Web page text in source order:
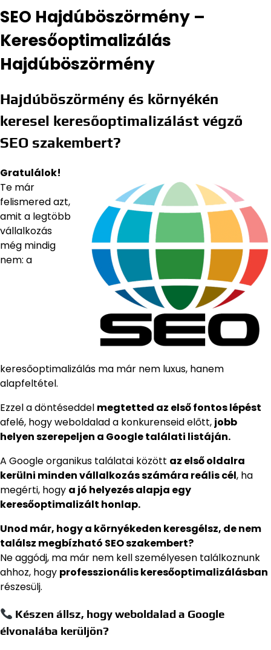
SEO Hajdúböszörmény –
Keresőoptimalizálás
Hajdúböszörmény
Hajdúböszörmény és környékén
keresel keresőoptimalizálást végző
SEO szakembert?
Gratulálok!
Te már
felismered azt,
amit a legtöbb
vállalkozás
még mindig
nem: a
keresőoptimalizálás ma már nem luxus, hanem
alapfeltétel.
Ezzel a döntéseddel megtetted az első fontos lépést
afelé, hogy weboldalad a konkurenseid előtt, jobb
helyen szerepeljen a Google találati listáján.
A Google organikus találatai között az első oldalra
kerülni minden vállalkozás számára reális cél, ha
megérti, hogy a jó helyezés alapja egy
keresőoptimalizált honlap.
Unod már, hogy a környékeden keresgélsz, de nem
találsz megbízható SEO szakembert?
Ne aggódj, ma már nem kell személyesen találkoznunk
ahhoz, hogy professzionális keresőoptimalizálásban
részesülj.
Készen állsz, hogy weboldalad a Google
élvonalába kerüljön?